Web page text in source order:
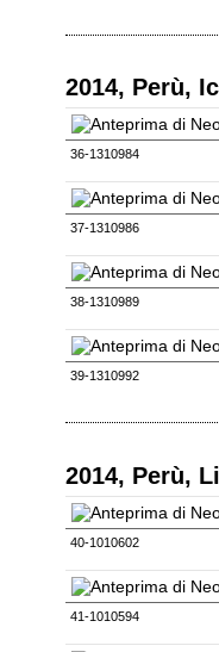
2014, Perù,
36-1310984
37-1310986
38-1310989
39-1310992
2014, Perù,
40-1010602
41-1010594